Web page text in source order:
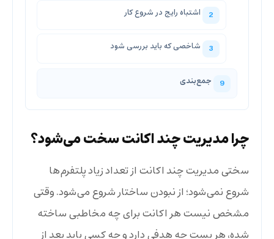
اشتباه رایج در شروع کار
شاخصی که باید بررسی شود
جمع‌بندی
چرا مدیریت چند اکانت سخت می‌شود؟
سختی مدیریت چند اکانت از تعداد زیاد پلتفرم‌ها
شروع نمی‌شود؛ از نبودن ساختار شروع می‌شود. وقتی
مشخص نیست هر اکانت برای چه مخاطبی ساخته
شده، هر پست چه هدفی دارد و چه کسی باید بعد از